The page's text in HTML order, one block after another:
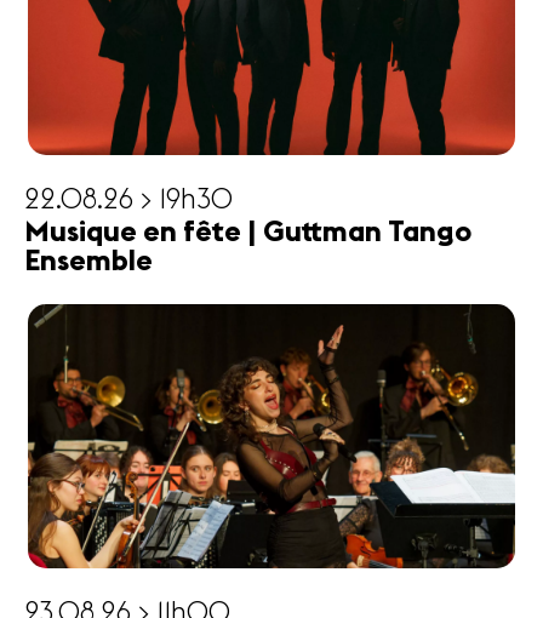
22.08.26 > 19h30
Musique en fête | Guttman Tango
Ensemble